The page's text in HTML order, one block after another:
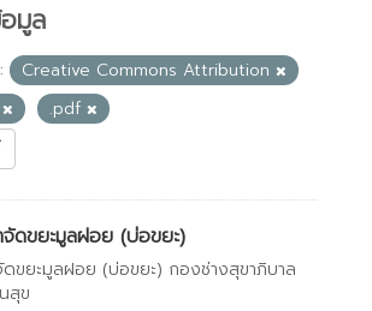
มูล
Creative Commons Attribution
.pdf
ดขยะมูลฝอย (บ่อขยะ)
ขยะมูลฝอย (บ่อขยะ) กองช่างสุขาภิบาล
สุข